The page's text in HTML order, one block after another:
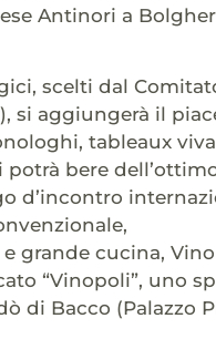
Antinori a
scelti dal
si aggiungerà il
tableaux
bere
d’incontro
grande cucina,
“Vinopoli”, uno
di Bacco (Palazzo